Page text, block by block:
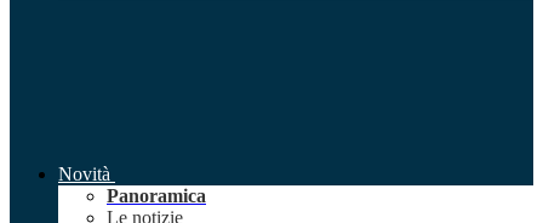
Novità
Panoramica
Le notizie